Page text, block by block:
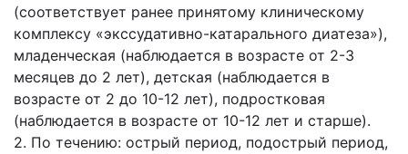
(соответствует ранее принятому клиническому
комплексу «экссудативно-катарального диатеза»),
младенческая (наблюдается в возрасте от 2-3
месяцев до 2 лет), детская (наблюдается в
возрасте от 2 до 10-12 лет), подростковая
(наблюдается в возрасте от 10-12 лет и старше).
2. По течению: острый период, подострый период,